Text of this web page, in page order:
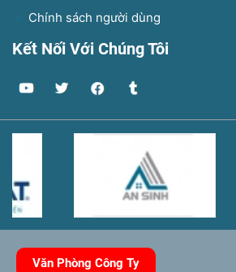
Chính sách người dùng
Kết Nối Với Chúng Tôi
Văn Phòng Công Ty